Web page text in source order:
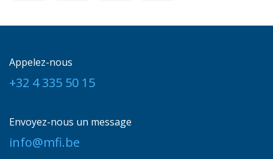
Appelez-nous
+32 4 335 50 15
Envoyez-nous un message
info@mfi.be